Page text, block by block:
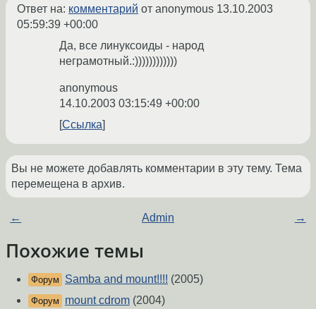
Ответ на: комментарий от anonymous 13.10.2003
05:59:39 +00:00
Да, все линуксоиды - народ
неграмотный.:))))))))))))
anonymous
14.10.2003 03:15:49 +00:00
Ссылка
Вы не можете добавлять комментарии в эту тему. Тема
перемещена в архив.
← Admin →
Похожие темы
Форум Samba and mount!!!! (2005)
Форум mount cdrom (2004)